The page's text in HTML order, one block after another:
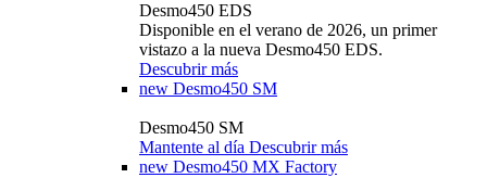
Desmo450 EDS
Disponible en el verano de 2026, un primer
vistazo a la nueva Desmo450 EDS.
Descubrir más
new Desmo450 SM
Desmo450 SM
Mantente al día Descubrir más
new Desmo450 MX Factory